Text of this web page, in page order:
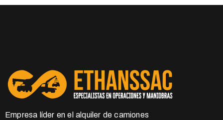
Empresa líder en el alquiler de camiones